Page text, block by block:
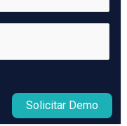
Solicitar Demo